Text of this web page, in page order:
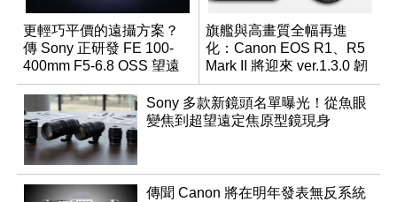
更輕巧平價的遠攝方案？
傳 Sony 正研發 FE 100-
400mm F5-6.8 OSS 望遠
變焦鏡頭
旗艦與高畫質全幅再進
化：Canon EOS R1、R5
Mark II 將迎來 ver.1.3.0 韌
體更新
Sony 多款新鏡頭名單曝光！從魚眼
變焦到超望遠定焦原型鏡現身
傳聞 Canon 將在明年發表無反系統